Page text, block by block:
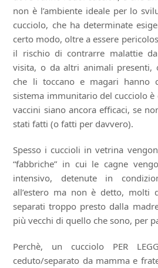
non è l’ambiente ideale per lo
cucciolo, che ha determinate
certo modo, oltre a essere
il rischio di contrarre malattie
visita, o da altri animali presenti,
che li toccano e magari hanno
sistema immunitario del cucciolo
vaccini siano ancora efficaci, se
stati fatti (o fatti per davvero).
Spesso i cuccioli in vetrina
“fabbriche” in cui le cagne
intensivo, detenute in
all’estero ma non è detto, molti
separati troppo presto dalla
più vecchi di quello che sono, per
Perchè, un cucciolo PER
ceduto/separato da mamma e